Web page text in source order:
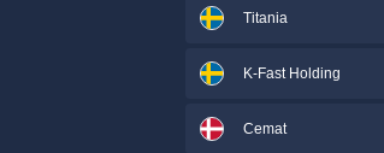
Titania
K-Fast Holding
Cemat